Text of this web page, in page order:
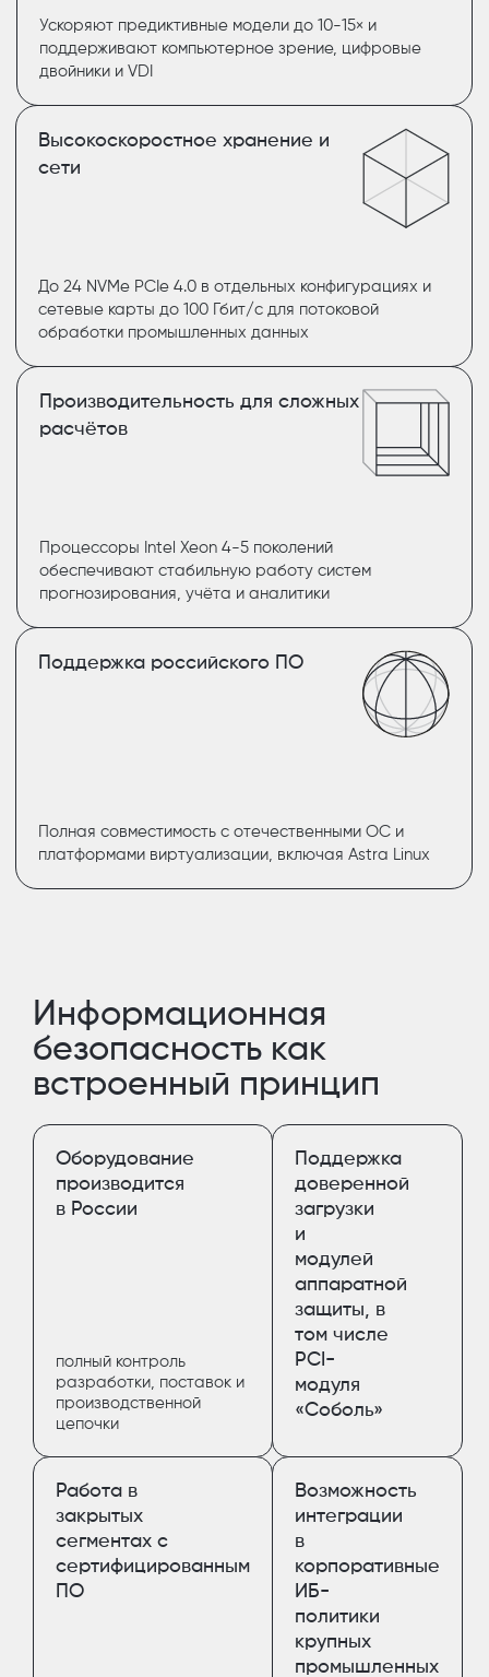
Ускоряют предиктивные модели до 10-15× и
поддерживают компьютерное зрение, цифровые
двойники и VDI
Высокоскоростное хранение и
сети
До 24 NVMe PCIe 4.0 в отдельных конфигурациях и
сетевые карты до 100 Гбит/с для потоковой
обработки промышленных данных
Производительность для сложных
расчётов
Процессоры Intel Xeon 4-5 поколений
обеспечивают стабильную работу систем
прогнозирования, учёта и аналитики
Поддержка российского ПО
Полная совместимость с отечественными ОС и
платформами виртуализации, включая Astra Linux
Информационная
безопасность как
встроенный принцип
Оборудование
производится
в России
полный контроль
разработки, поставок и
производственной
цепочки
Поддержка
доверенной
загрузки
и
модулей
аппаратной
защиты, в
том числе
PCI-
модуля
«Соболь»
Работа в
закрытых
сегментах с
сертифицированным
ПО
Возможность
интеграции
в
корпоративные
ИБ-
политики
крупных
промышленных